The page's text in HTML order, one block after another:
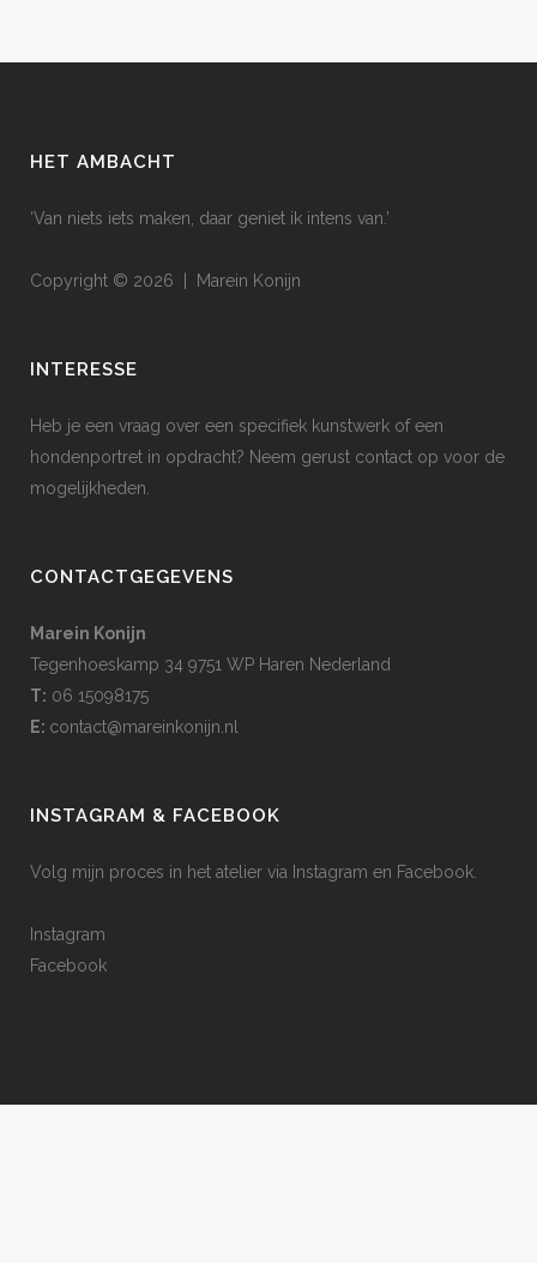
HET AMBACHT
‘Van niets iets maken, daar geniet ik intens van.’
Copyright © 2026 | Marein Konijn
INTERESSE
Heb je een vraag over een specifiek kunstwerk of een
hondenportret in opdracht? Neem gerust contact op voor de
mogelijkheden.
CONTACTGEGEVENS
Marein Konijn
Tegenhoeskamp 34 9751 WP Haren Nederland
T: 06 15098175
E: contact@mareinkonijn.nl
INSTAGRAM & FACEBOOK
Volg mijn proces in het atelier via Instagram en Facebook.
Instagram
Facebook